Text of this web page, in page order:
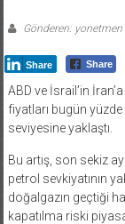
Gönderen: yonetmen
Share Share
ABD ve İsrail’in
fiyatları bugün
seviyesine yaklaştı.
Bu artış, son sekiz
petrol sevkiyatının
doğalgazın geçtiği
kapatılma riski